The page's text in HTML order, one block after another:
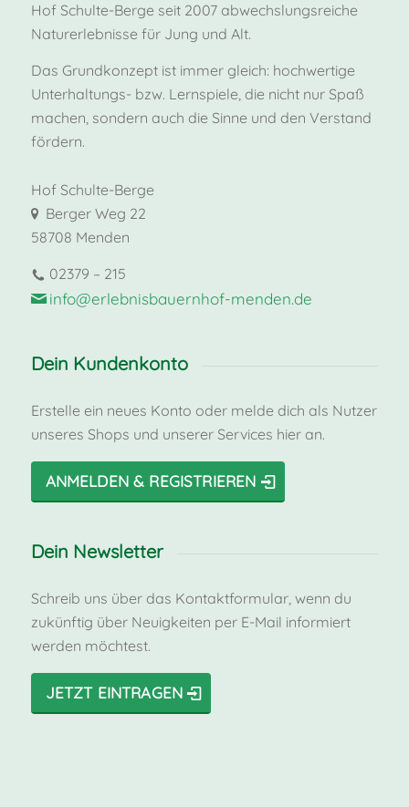
Hof Schulte-Berge seit 2007 abwechslungsreiche
Naturerlebnisse für Jung und Alt.
Das Grundkonzept ist immer gleich: hochwertige
Unterhaltungs- bzw. Lernspiele, die nicht nur Spaß
machen, sondern auch die Sinne und den Verstand
fördern.
Hof Schulte-Berge
Berger Weg 22
58708 Menden
02379 – 215
info@erlebnisbauernhof-menden.de
Dein Kundenkonto
Erstelle ein neues Konto oder melde dich als Nutzer
unseres Shops und unserer Services hier an.
ANMELDEN & REGISTRIEREN
Dein Newsletter
Schreib uns über das Kontaktformular, wenn du
zukünftig über Neuigkeiten per E-Mail informiert
werden möchtest.
JETZT EINTRAGEN